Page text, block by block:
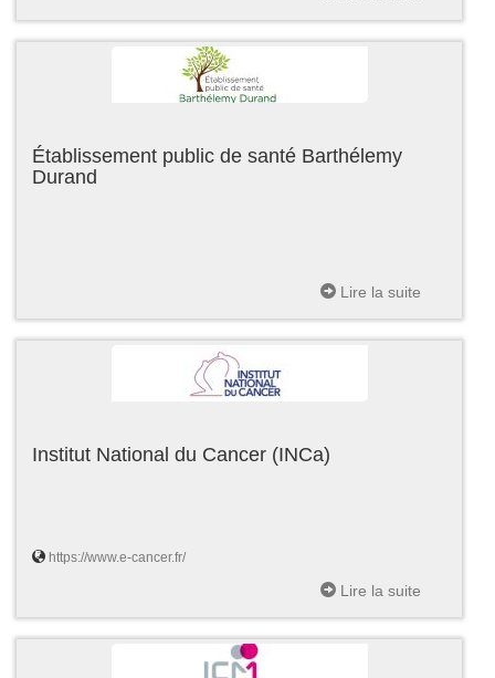
Établissement public de santé Barthélemy
Durand
Lire la suite
Institut National du Cancer (INCa)
https://www.e-cancer.fr/
Lire la suite